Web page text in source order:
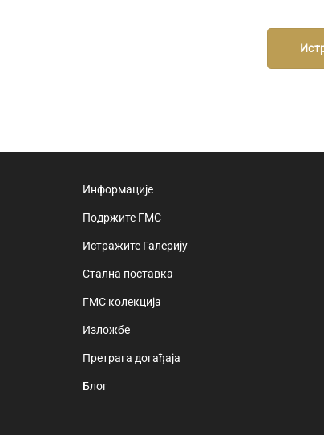
Информације
Подржите ГМС
Истражите Галерију
Стална поставка
ГМС колекција
Изложбе
Претрага догађаја
Блог